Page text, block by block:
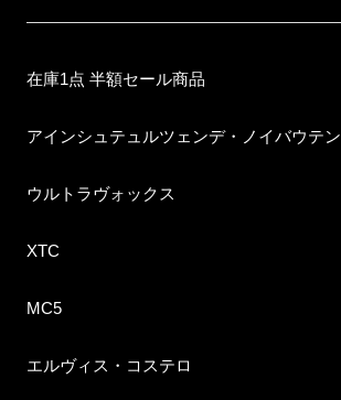
在庫1点 半額セール商品
アインシュテュルツェンデ・ノイバウテン
ウルトラヴォックス
XTC
MC5
エルヴィス・コステロ